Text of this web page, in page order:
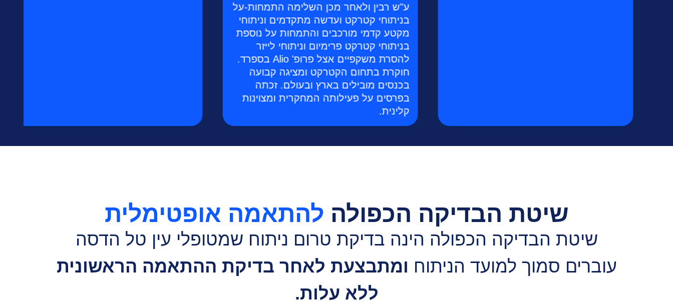
ע"ש רבין ולאחר מכן השלימה התמחות-על
בניתוחי קטרקט ועדשה מתקדמים וניתוחי
מקטע קדמי מורכבים והתמחות על נוספת
בניתוחי קטרקט פרימיום וניתוחי לייזר
להסרת משקפיים אצל פרופ' Alio בספרד.
חוקרת בתחום הקטרקט ומציגה קבועה
בכנסים מובילים בארץ ובעולם. זכתה
בפרסים על פעילותה המחקרית ומצוינות
קלינית.
שיטת הבדיקה הכפולה להתאמה אופטימלית
שיטת הבדיקה הכפולה הינה בדיקת טרום ניתוח שמטופלי עין טל הדסה
עוברים סמוך למועד הניתוח ומתבצעת לאחר בדיקת ההתאמה הראשונית
ללא עלות.